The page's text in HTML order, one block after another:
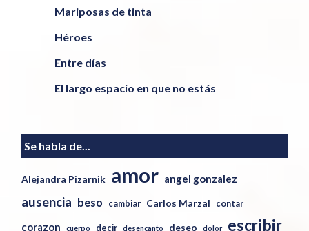
Mariposas de tinta
Héroes
Entre días
El largo espacio en que no estás
Se habla de...
Alejandra Pizarnik amor angel gonzalez
ausencia beso cambiar Carlos Marzal contar
corazon cuerpo decir desencanto deseo dolor escribir